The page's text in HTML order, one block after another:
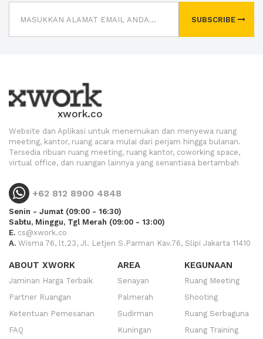
SUBSCRIBE
xwork.co
Website dan Aplikasi untuk menemukan dan menyewa ruang
meeting, kantor, ruang acara mulai dari perjam hingga bulanan.
Tersedia ribuan ruang meeting, ruang kantor, coworking space,
virtual office, dan ruangan lainnya yang senantiasa bertambah
+62 812 8900 4848
Senin - Jumat (09:00 - 16:30)
Sabtu, Minggu, Tgl Merah (09:00 - 13:00)
E. cs@xwork.co
A. Wisma 76, lt.23, Jl. Letjen S.Parman Kav.76, Slipi Jakarta 11410
ABOUT XWORK
Jaminan Harga Terbaik
Partner Ruangan
Ketentuan Pemesanan
FAQ
AREA
Senayan
Palmerah
Sudirman
Kuningan
KEGUNAAN
Ruang Meeting
Shooting
Ruang Serbaguna
Ruang Training